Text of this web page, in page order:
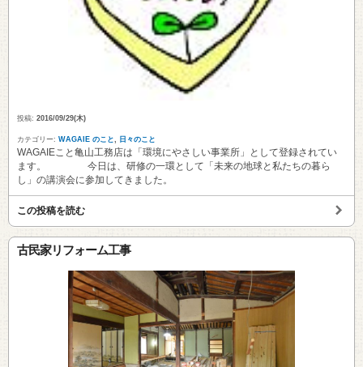
投稿: 2016/09/29(木)
カテゴリー: WAGAIE のこと, 日々のこと
WAGAIEこと亀山工務店は「環境にやさしい事業所」として登録されてい
ます。 今日は、研修の一環として「未来の地球と私たちの暮ら
し」の講演会に参加してきました。
この投稿を読む
古民家リフォーム工事